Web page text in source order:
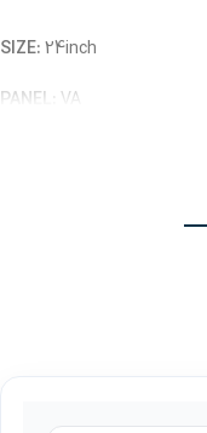
SIZE:2‌4inch
VA